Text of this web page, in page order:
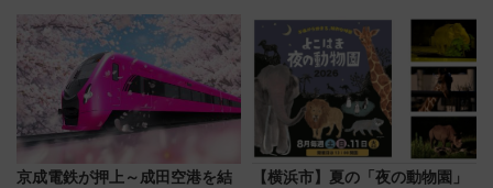
ア「LAKESIDE PARK」（埼玉
県越谷市）
ろも一挙紹介
京成電鉄が押上～成田空港を結
【横浜市】夏の「夜の動物園」